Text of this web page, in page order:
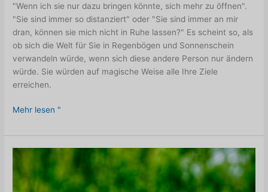
"Wenn ich sie nur dazu bringen könnte, sich mehr zu öffnen".
"Sie sind immer so distanziert" oder "Sie sind immer an mir
dran, können sie mich nicht in Ruhe lassen?" Es scheint so, als
ob sich die Welt für Sie in Regenbögen und Sonnenschein
verwandeln würde, wenn sich diese andere Person nur ändern
würde. Sie würden auf magische Weise alle Ihre Ziele
erreichen.
Um
Ziel
zu
erreichen,
muss
sich
Mehr lesen "